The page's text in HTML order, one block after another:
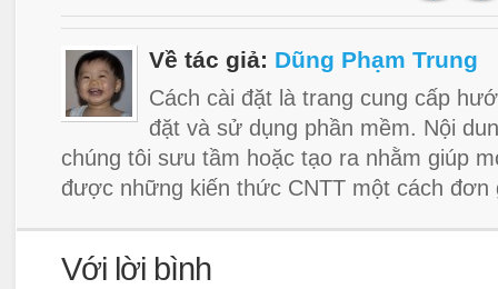
Về tác giả: Dũng Phạm Trung
Cách cài đặt là trang cung cấp
đặt và sử dụng phần mềm. Nội
chúng tôi sưu tầm hoặc tạo ra nhằm giúp
được những kiến thức CNTT một cách đơn
Với lời bình